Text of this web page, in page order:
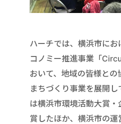
ハーチでは、横浜市に
コノミー推進事業「
おいて、地域の皆様との
まちづくり事業を展開
は横浜市環境活動大賞
賞したほか、横浜市の